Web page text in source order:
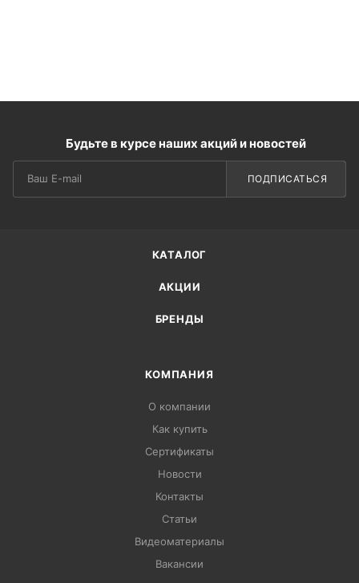
Будьте в курсе наших акций и новостей
ПОДПИСАТЬСЯ
КАТАЛОГ
АКЦИИ
БРЕНДЫ
КОМПАНИЯ
О компании
Как купить
Сертификаты
Новости
Контакты
Статьи
Видеоматериалы
Вакансии